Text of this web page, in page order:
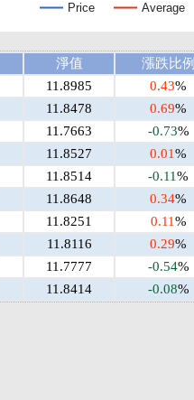
Price Average
淨值 漲跌比例
11.8985 0.43%
11.8478 0.69%
11.7663 -0.73%
11.8527 0.01%
11.8514 -0.11%
11.8648 0.34%
11.8251 0.11%
11.8116 0.29%
11.7777 -0.54%
11.8414 -0.08%